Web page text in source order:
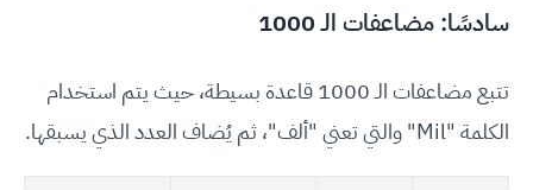
سادسًا: مضاعفات الـ 1000
تتبع مضاعفات الـ 1000 قاعدة بسيطة، حيث يتم استخدام
الكلمة "Mil" والتي تعني "ألف"، ثم يُضاف العدد الذي يسبقها.